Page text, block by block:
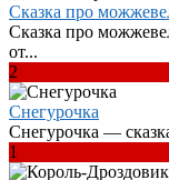
Сказка про
Сказка про
от...
2
Снегурочка
Снегурочка —
1